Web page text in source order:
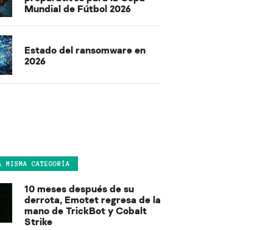
Mundial de Fútbol 2026
Estado del ransomware en
2026
MISMA CATEGORÍA
10 meses después de su
derrota, Emotet regresa de la
mano de TrickBot y Cobalt
Strike